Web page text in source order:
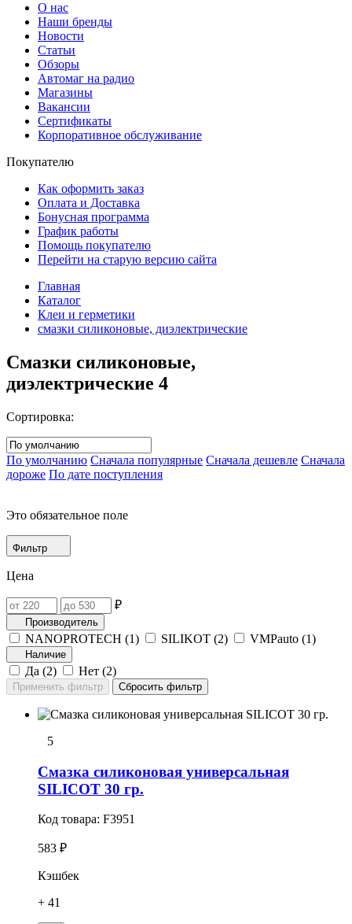
О нас
Наши бренды
Новости
Статьи
Обзоры
Автомаг на радио
Магазины
Вакансии
Сертификаты
Корпоративное обслуживание
Покупателю
Как оформить заказ
Оплата и Доставка
Бонусная программа
График работы
Помощь покупателю
Перейти на старую версию сайта
Главная
Каталог
Клеи и герметики
смазки силиконовые, диэлектрические
Смазки силиконовые,
диэлектрические 4
Сортировка:
По умолчанию Сначала популярные Сначала дешевле Сначала
дороже По дате поступления
Это обязательное поле
Фильтр
Цена
₽
Производитель
NANOPROTECH (1) SILIKOT (2) VMPauto (1)
Наличие
Да (2) Нет (2)
5
Смазка силиконовая универсальная
SILICOT 30 гр.
Код товара: F3951
583 ₽
Кэшбек
+ 41